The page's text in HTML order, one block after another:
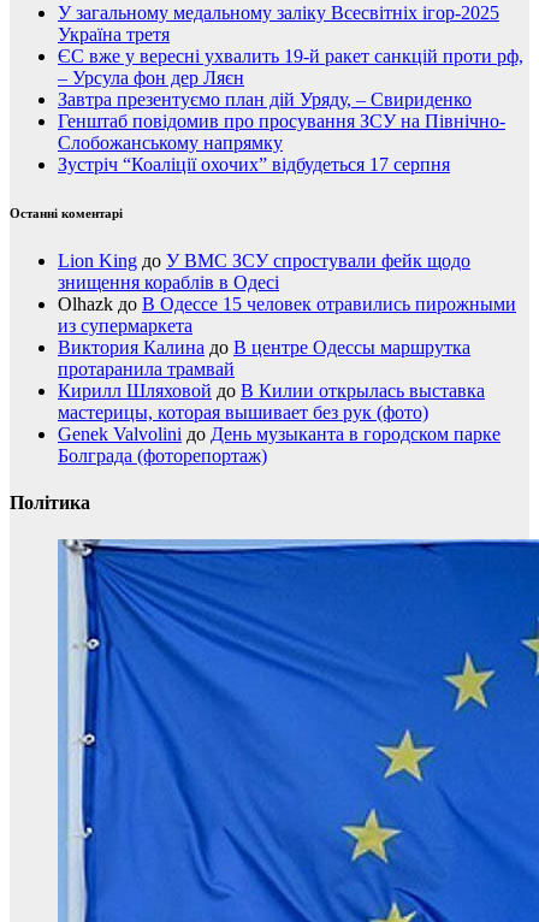
У загальному медальному заліку Всесвітніх ігор-2025
Україна третя
ЄС вже у вересні ухвалить 19-й ракет санкцій проти рф,
– Урсула фон дер Ляєн
Завтра презентуємо план дій Уряду, – Свириденко
Генштаб повідомив про просування ЗСУ на Північно-
Слобожанському напрямку
Зустріч “Коаліції охочих” відбудеться 17 серпня
Останні коментарі
Lion King до У ВМС ЗСУ спростували фейк щодо
знищення кораблів в Одесі
Olhazk до В Одессе 15 человек отравились пирожными
из супермаркета
Виктория Калина до В центре Одессы маршрутка
протаранила трамвай
Кирилл Шляховой до В Килии открылась выставка
мастерицы, которая вышивает без рук (фото)
Genek Valvolini до День музыканта в городском парке
Болграда (фоторепортаж)
Політика